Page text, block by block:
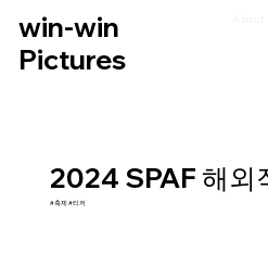
win-win
Pictures
2024 SPAF 해외
#축제 #티저